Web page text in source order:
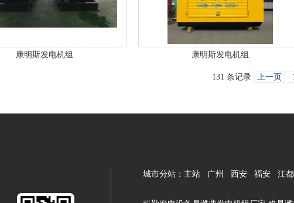
康明斯发电机组 康明斯发电机组
131 条记录 上一页
城市分站： 主站 广州 西安 福安 江都